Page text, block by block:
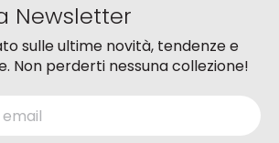
prodotto
Newsletter
sulle ultime novità, tendenze e
Non perderti nessuna collezione!